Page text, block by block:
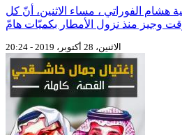
هشام الفوراتي ، مساء الاثنين، أنّ كل
الاثنين، 28 أكتوبر، 2019 - 20:24